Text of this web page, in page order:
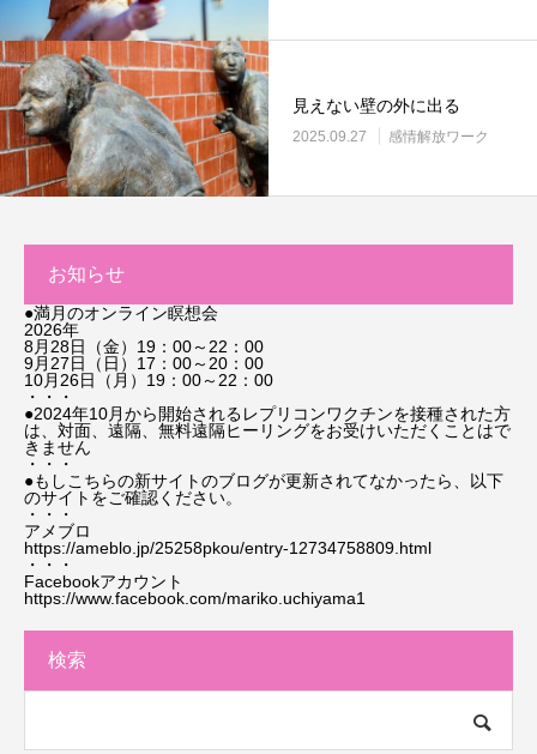
見えない壁の外に出る
2025.09.27 感情解放ワーク
お知らせ
●満月のオンライン瞑想会
2026年
8月28日（金）19：00～22：00
9月27日（日）17：00～20：00
10月26日（月）19：00～22：00
・・・
●2024年10月から開始されるレプリコンワクチンを接種された方
は、対面、遠隔、無料遠隔ヒーリングをお受けいただくことはで
きません
・・・
●もしこちらの新サイトのブログが更新されてなかったら、以下
のサイトをご確認ください。
・・・
アメブロ
https://ameblo.jp/25258pkou/entry-12734758809.html
・・・
Facebookアカウント
https://www.facebook.com/mariko.uchiyama1
検索